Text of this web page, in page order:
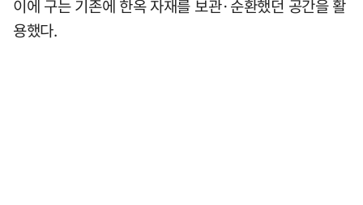
이에 구는 기존에 한옥 자재를 보관·순환했던 공간을 활
용했다.